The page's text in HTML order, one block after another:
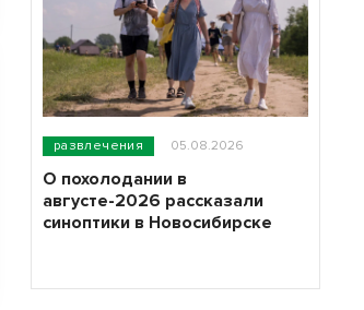
развлечения 05.08.2026
О похолодании в
августе-2026 рассказали
синоптики в Новосибирске